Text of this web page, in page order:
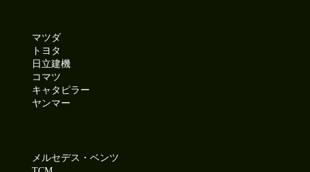
マツダ
トヨタ
日立建機
コマツ
キャタピラー
ヤンマー
メルセデス・ベンツ